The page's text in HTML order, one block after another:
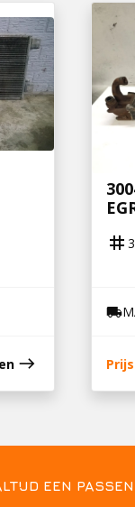
east
tag
local_shipping
EEN